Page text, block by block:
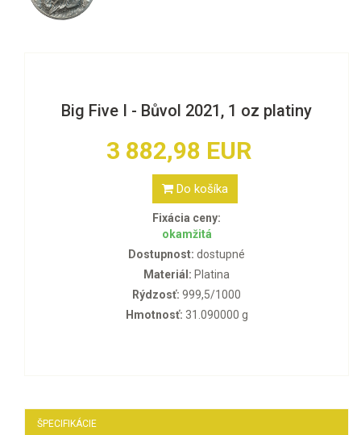
Big Five I - Bůvol 2021, 1 oz platiny
3 882,98 EUR
Do košíka
Fixácia ceny:
okamžitá
Dostupnost: dostupné
Materiál: Platina
Rýdzosť: 999,5/1000
Hmotnosť: 31.090000 g
ŠPECIFIKÁCIE